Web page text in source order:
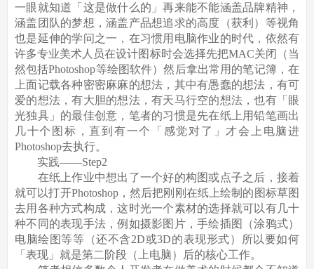
一眼就知道「这是做什么的」再来能不能涵盖品牌精神，
涵盖团队的梦想，涵盖产品想追求的高度（获利）等视角
也是延伸的学问之一，在习惯用电脑作业的时代，依然有
许多专业美术人员在设计图标时会选择先把MAC关闭（当
然包括Photoshop等绘图软件）然后拿出常用的笔记簿，在
上面记载各种密密麻麻的想法，其中有愚蠢的想法，有可
爱的想法，有大胆的想法，有天马行空的想法，也有「眼
光独具」的最佳创意，笔者的习惯是先在纸上用铅笔画出
几十个图标，直到有一个「感觉对了」才会上电脑进
Photoshop去执行。
实践——Step2
在纸上作业中想出了一个好的构图或点子之后，接着
就可以打开Photoshop，然后把刚刚在纸上绘制的图标草图
去用各种方式构成，这时光一个素材的选择就可以有几十
种不同的表现手法，例如摄影图片，手绘插图（涂鸦式）
电脑绘图等等（还不含2D或3D的表现形式）所以要如何
「表现」就是第二阶段（上电脑）后的核心工作。